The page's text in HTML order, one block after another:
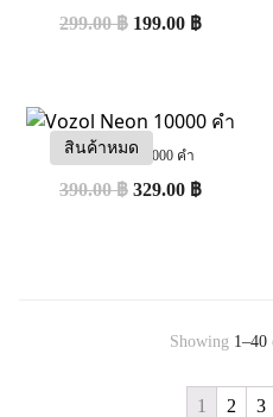
299.00฿ 199.00 ฿
สินค้าหมด
Vozol Neon 10000 คำ
390.00฿ 329.00 ฿
Showing 1–40
1 2 3